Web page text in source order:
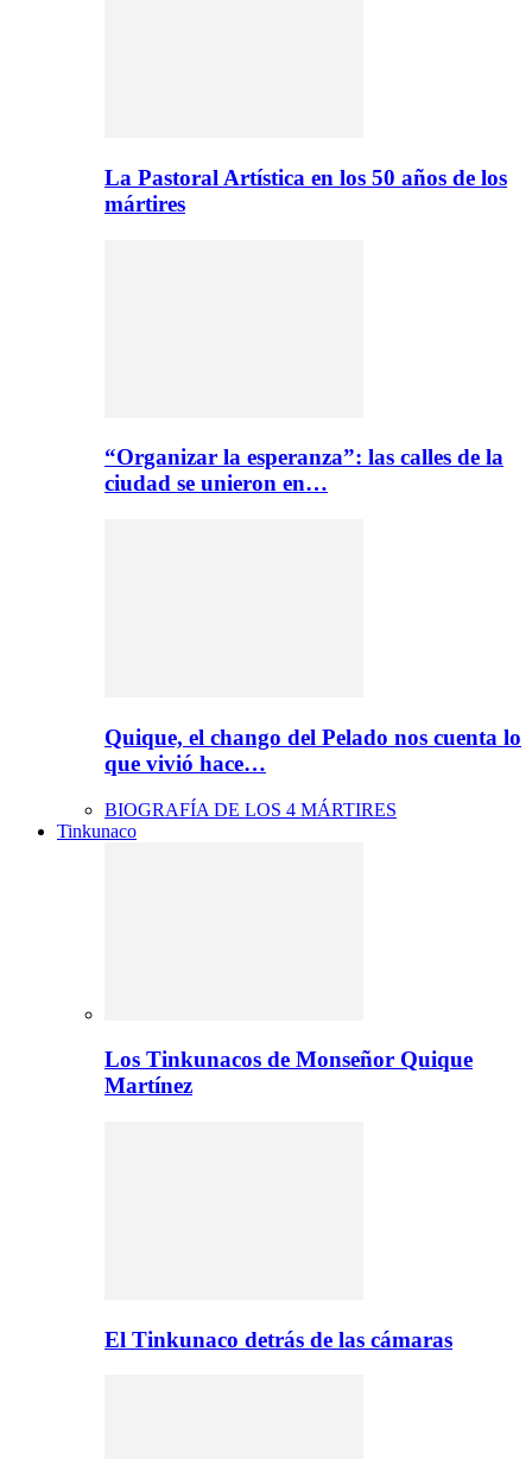
La Pastoral Artística en los 50 años de los
mártires
“Organizar la esperanza”: las calles de la
ciudad se unieron en…
Quique, el chango del Pelado nos cuenta lo
que vivió hace…
BIOGRAFÍA DE LOS 4 MÁRTIRES
Tinkunaco
Los Tinkunacos de Monseñor Quique
Martínez
El Tinkunaco detrás de las cámaras